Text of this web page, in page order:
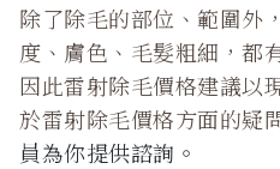
除了除毛的部位、範圍外
度、膚色、毛髮粗細，都
因此雷射除毛價格建議以
於雷射除毛價格方面的疑
員為你提供諮詢。